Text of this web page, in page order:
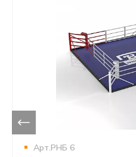
Арт.РНБ 6